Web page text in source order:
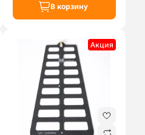
В корзину
Акция